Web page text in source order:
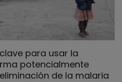
para usar la
potencialmente
de la malaria